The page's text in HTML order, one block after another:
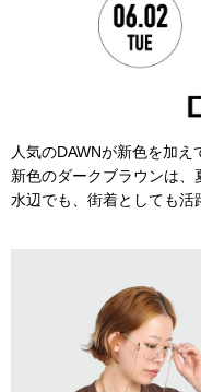
人気のDAWNが新色を加え
新色のダークブラウンは、
水辺でも、街着としても活